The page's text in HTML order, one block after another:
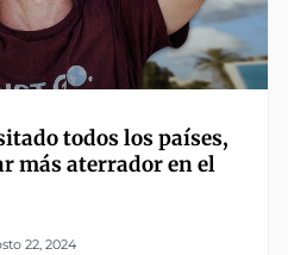
todos los países,
más aterrador en el
22, 2024